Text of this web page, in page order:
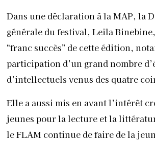
Dans une déclaration à la MAP, la
générale du festival, Leila
“franc succès” de cette édition,
participation d’un grand nombre
d’intellectuels venus des quatre
Elle a aussi mis en avant l’intérêt
jeunes pour la lecture et la
le FLAM continue de faire de la